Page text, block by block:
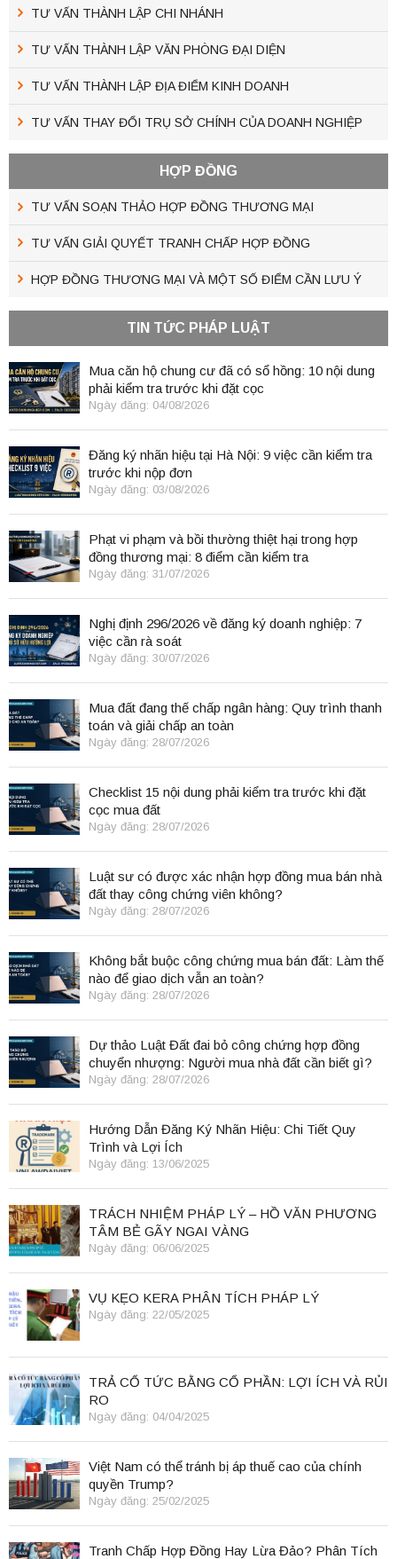
TƯ VẤN THÀNH LẬP CHI NHÁNH
TƯ VẤN THÀNH LẬP VĂN PHÒNG ĐẠI DIỆN
TƯ VẤN THÀNH LẬP ĐỊA ĐIỂM KINH DOANH
TƯ VẤN THAY ĐỔI TRỤ SỞ CHÍNH CỦA DOANH NGHIỆP
HỢP ĐỒNG
TƯ VẤN SOẠN THẢO HỢP ĐỒNG THƯƠNG MẠI
TƯ VẤN GIẢI QUYẾT TRANH CHẤP HỢP ĐỒNG
HỢP ĐỒNG THƯƠNG MẠI VÀ MỘT SỐ ĐIỂM CẦN LƯU Ý
TIN TỨC PHÁP LUẬT
Mua căn hộ chung cư đã có sổ hồng: 10 nội dung
phải kiểm tra trước khi đặt cọc
Ngày đăng: 04/08/2026
Đăng ký nhãn hiệu tại Hà Nội: 9 việc cần kiểm tra
trước khi nộp đơn
Ngày đăng: 03/08/2026
Phạt vi phạm và bồi thường thiệt hại trong hợp
đồng thương mại: 8 điểm cần kiểm tra
Ngày đăng: 31/07/2026
Nghị định 296/2026 về đăng ký doanh nghiệp: 7
việc cần rà soát
Ngày đăng: 30/07/2026
Mua đất đang thế chấp ngân hàng: Quy trình thanh
toán và giải chấp an toàn
Ngày đăng: 28/07/2026
Checklist 15 nội dung phải kiểm tra trước khi đặt
cọc mua đất
Ngày đăng: 28/07/2026
Luật sư có được xác nhận hợp đồng mua bán nhà
đất thay công chứng viên không?
Ngày đăng: 28/07/2026
Không bắt buộc công chứng mua bán đất: Làm thế
nào để giao dịch vẫn an toàn?
Ngày đăng: 28/07/2026
Dự thảo Luật Đất đai bỏ công chứng hợp đồng
chuyển nhượng: Người mua nhà đất cần biết gì?
Ngày đăng: 28/07/2026
Hướng Dẫn Đăng Ký Nhãn Hiệu: Chi Tiết Quy
Trình và Lợi Ích
Ngày đăng: 13/06/2025
TRÁCH NHIỆM PHÁP LÝ – HỒ VĂN PHƯƠNG
TÂM BẺ GÃY NGAI VÀNG
Ngày đăng: 06/06/2025
VỤ KẸO KERA PHÂN TÍCH PHÁP LÝ
Ngày đăng: 22/05/2025
TRẢ CỔ TỨC BẰNG CỔ PHẦN: LỢI ÍCH VÀ RỦI
RO
Ngày đăng: 04/04/2025
Việt Nam có thể tránh bị áp thuế cao của chính
quyền Trump?
Ngày đăng: 25/02/2025
Tranh Chấp Hợp Đồng Hay Lừa Đảo? Phân Tích